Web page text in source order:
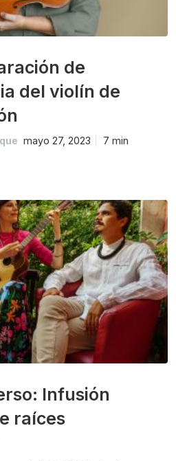
de
del violín de
mayo 27, 2023 7 min
Infusión
raíces